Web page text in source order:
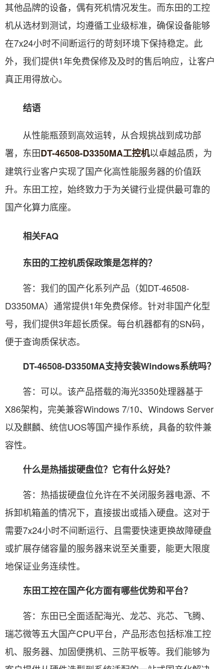
其他品牌的设备，偶有死机情况发生。而东田的工控
机从选材到测试，均遵循工业级标准，确保设备能够
在7x24小时不间断运行的苛刻环境下保持稳定。此
外，我们提供1年免费保修及及时的售后响应，让客户
真正用得放心。
结语
从性能瓶颈到高效运转，从合规挑战到成功部
署，东田DT-46508-D3350MA工控机以卓越品质，为
建筑行业客户实现了国产化高性能服务器的价值跃
升。东田工控，始终致力于为关键行业提供最可靠的
国产化算力底座。
相关FAQ
东田的工控机质保政策是怎样的？
答：我们的国产化系列产品（如DT-46508-
D3350MA）通常提供1年免费保修。针对非国产化型
号，我们提供3年超长质保。每台机器都有的SN码，
便于查询质保状态。
DT-46508-D3350MA支持安装Windows系统吗？
答：可以。该产品搭载的海光3350处理器基于
X86架构，完美兼容Windows 7/10、Windows Server
以及麒麟、统信UOS等国产操作系统，具备的软件兼
容性。
什么是热插拔硬盘位？它有什么好处？
答：热插拔硬盘位允许在不关闭服务器电源、不
拆卸机箱盖的情况下，直接拔出或插入硬盘。这对于
需要7x24小时不间断运行、且需要快速更换故障硬盘
或扩展存储容量的服务器来说至关重要，能更大限度
地保证业务连续性。
东田工控在国产化方面有哪些优势和平台？
答：东田已全面适配海光、龙芯、兆芯、飞腾、
瑞芯微等五大国产CPU平台，产品形态包括标准工控
机、服务器、加固便携机、三防平板等。我们能够为